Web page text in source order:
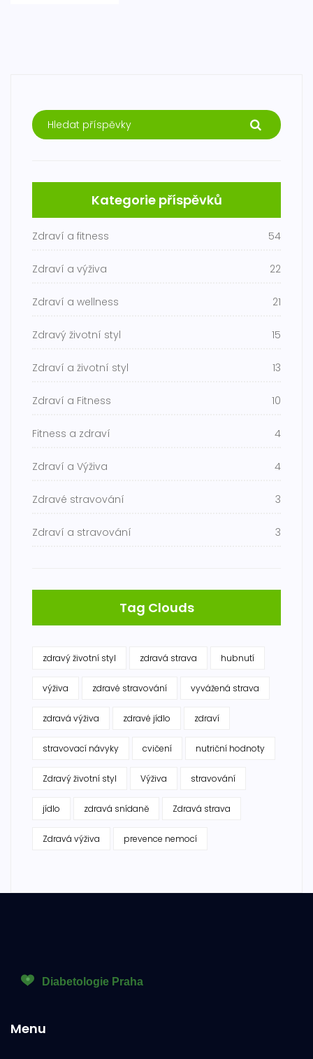
Kategorie příspěvků
Zdraví a fitness 54
Zdraví a výživa 22
Zdraví a wellness 21
Zdravý životní styl 15
Zdraví a životní styl 13
Zdraví a Fitness 10
Fitness a zdraví 4
Zdraví a Výživa 4
Zdravé stravování 3
Zdraví a stravování 3
Tag Clouds
zdravý životní styl zdravá strava hubnutí
výživa zdravé stravování vyvážená strava
zdravá výživa zdravé jídlo zdraví
stravovací návyky cvičení nutriční hodnoty
Zdravý životní styl Výživa stravování
jídlo zdravá snídaně Zdravá strava
Zdravá výživa prevence nemocí
Menu